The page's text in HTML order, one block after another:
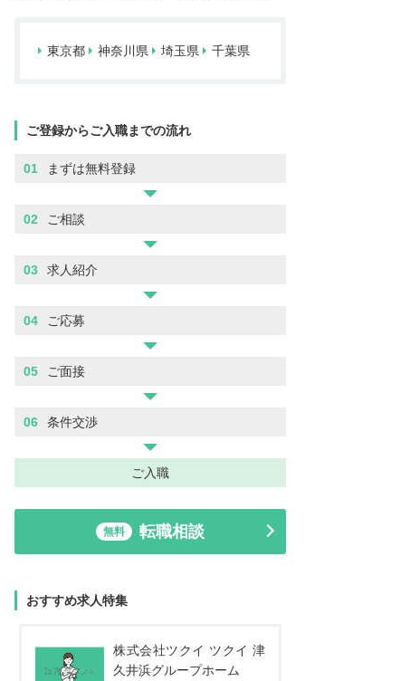
東京都 神奈川県 埼玉県 千葉県
ご登録からご入職までの流れ
01 まずは無料登録
02 ご相談
03 求人紹介
04 ご応募
05 ご面接
06 条件交渉
ご入職
無料 転職相談
おすすめ求人特集
株式会社ツクイ ツクイ 津
久井浜グループホーム